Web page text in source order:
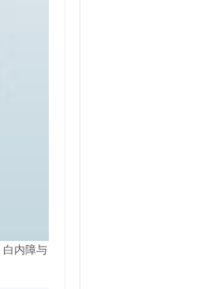
白内障与